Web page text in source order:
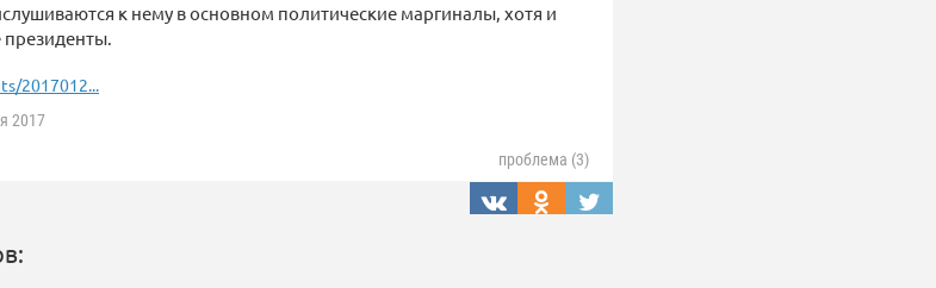
к нему в основном политические маргиналы, хотя и
президенты.
2017012...
2017
проблема (3)